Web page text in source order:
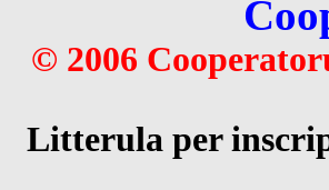
© 2006
Litterula per